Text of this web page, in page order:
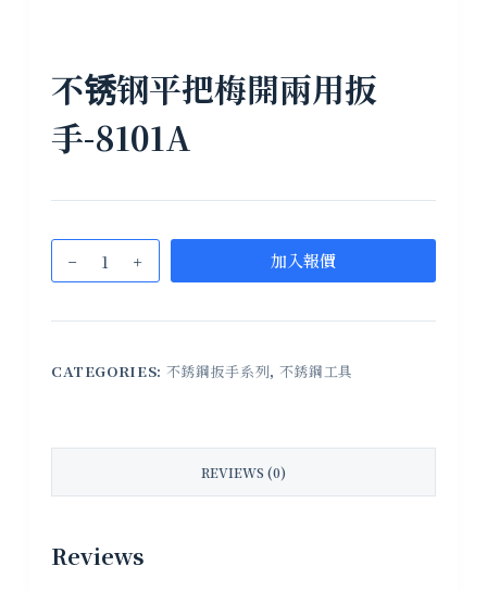
不锈钢平把梅開兩用扳
手-8101A
加入報價
CATEGORIES: 不銹鋼扳手系列, 不銹鋼工具
REVIEWS (0)
Reviews